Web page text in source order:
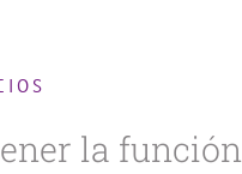
la función